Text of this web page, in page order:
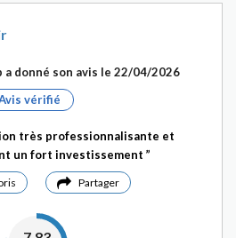
a donné son avis le 22/04/2026
vérifié
très professionnalisante et
un fort investissement
Partager